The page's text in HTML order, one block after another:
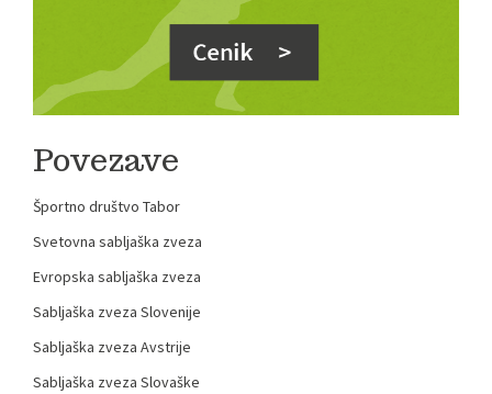
Povezave
Športno društvo Tabor
Svetovna sabljaška zveza
Evropska sabljaška zveza
Sabljaška zveza Slovenije
Sabljaška zveza Avstrije
Sabljaška zveza Slovaške